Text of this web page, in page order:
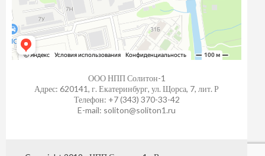
ООО НПП Солитон-1
Адрес: 620141, г. Екатеринбург, ул. Щорса, 7, лит. Р
Телефон: +7 (343) 370-33-42
E-mail: soliton@soliton1.ru